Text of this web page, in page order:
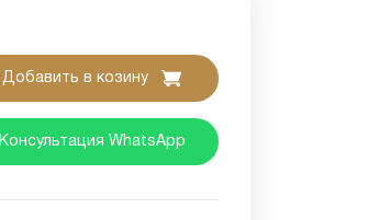
Добавить в козину
Консультация WhatsApp